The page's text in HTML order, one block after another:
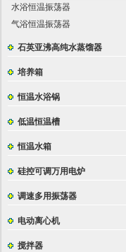
水浴恒温振荡器
气浴恒温振荡器
石英亚沸高纯水蒸馏器
培养箱
恒温水浴锅
低温恒温槽
恒温水箱
硅控可调万用电炉
调速多用振荡器
电动离心机
搅拌器